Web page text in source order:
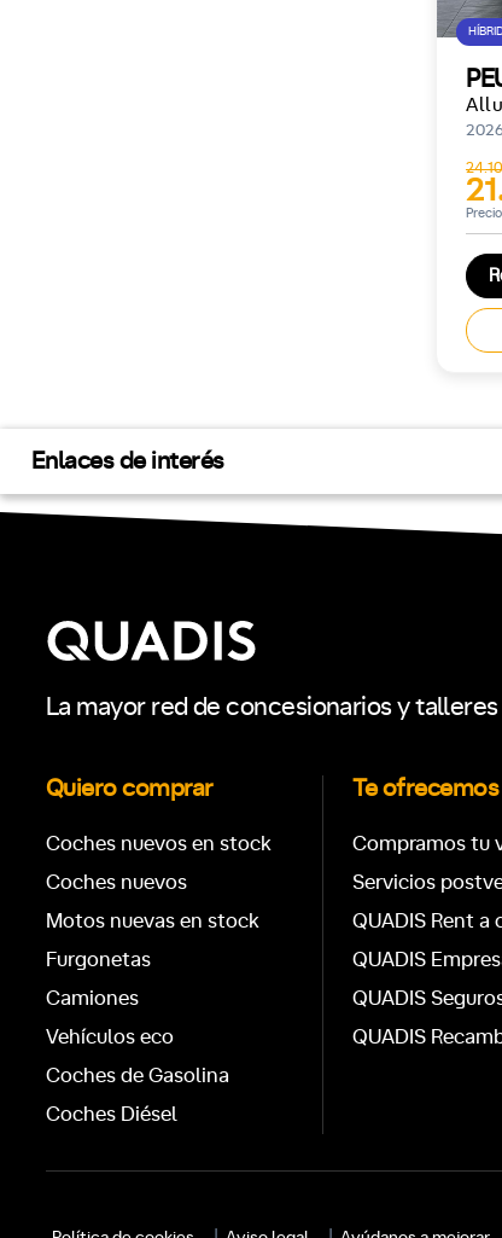
2026
Enlaces de interés
La mayor red de concesionarios y
Quiero comprar
Coches nuevos en stock
Coches nuevos
Motos nuevas en stock
Furgonetas
Camiones
Vehículos eco
Coches de Gasolina
Coches Diésel
Te ofrecemos
Compramos tu
Servicios
QUADIS Rent a
QUADIS
QUADIS
QUADIS